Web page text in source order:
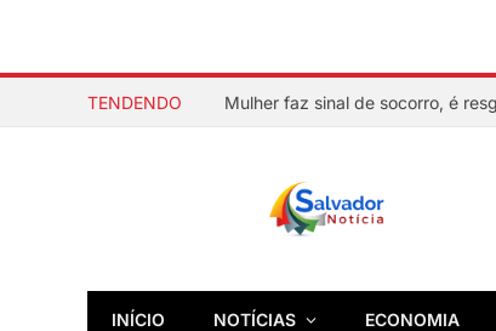
TENDENDO
INÍCIO NOTÍCIAS ECONOMIA